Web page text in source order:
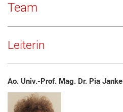
Team
Leiterin
Ao. Univ.-Prof. Mag. Dr. Pia Janke